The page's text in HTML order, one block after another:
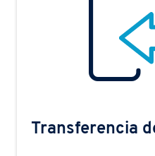
Transferencia